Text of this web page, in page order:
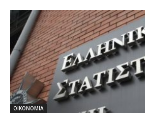
ΟΙΚΟΝΟΜΙΑ